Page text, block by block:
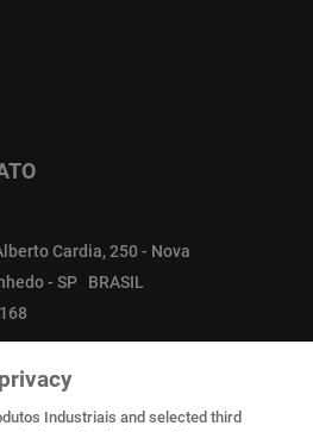
Cardia, 250 - Nova
- SP BRASIL
0517
Industriais and selected third